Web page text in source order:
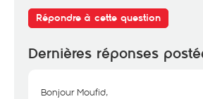
Répondre à cette question
Dernières réponses
Bonjour Moufid,